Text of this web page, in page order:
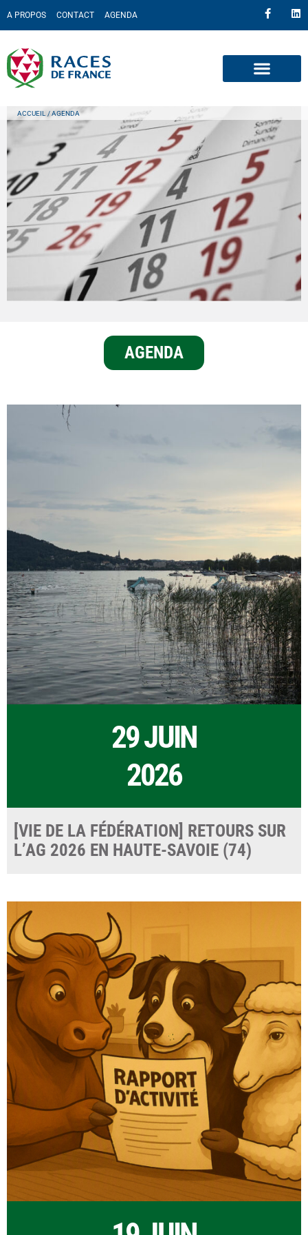
A PROPOS CONTACT AGENDA
ACCUEIL / AGENDA
AGENDA
29 JUIN
2026
[VIE DE LA FÉDÉRATION] RETOURS SUR
L’AG 2026 EN HAUTE-SAVOIE (74)